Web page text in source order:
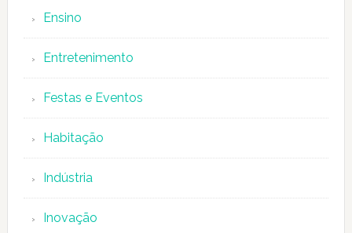
Ensino
Entretenimento
Festas e Eventos
Habitação
Indústria
Inovação